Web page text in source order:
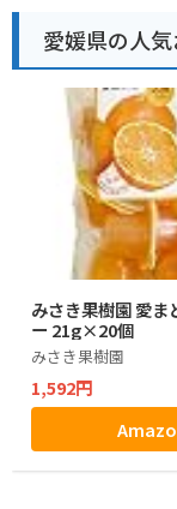
愛媛県の人
みさき果樹園 愛ま
ー 21g×20個
みさき果樹園
1,592円